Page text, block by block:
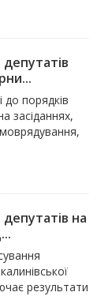
до порядків
засіданнях,
на
результати